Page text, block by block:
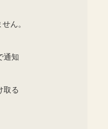
ん。
通知
取る